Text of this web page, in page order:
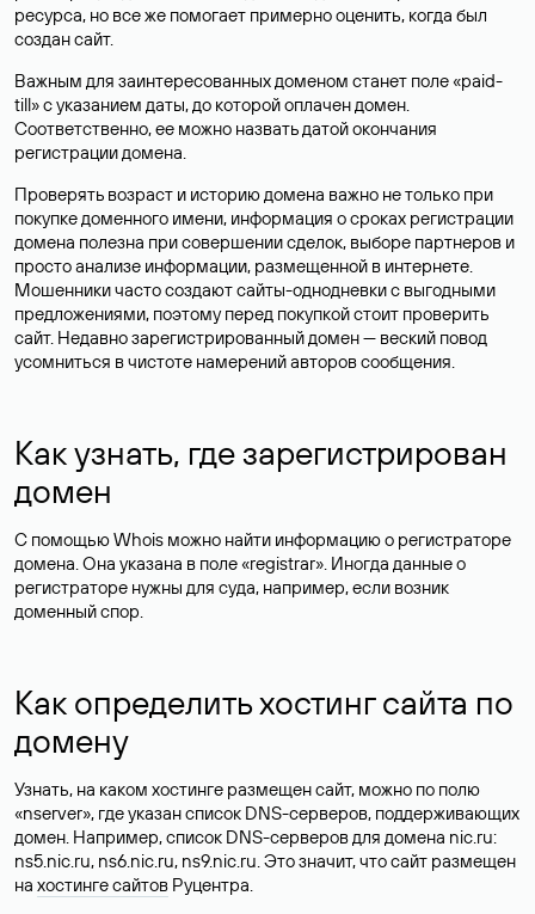
ресурса, но все же помогает примерно оценить, когда был
создан сайт.
Важным для заинтересованных доменом станет поле «paid-
till» с указанием даты, до которой оплачен домен.
Соответственно, ее можно назвать датой окончания
регистрации домена.
Проверять возраст и историю домена важно не только при
покупке доменного имени, информация о сроках регистрации
домена полезна при совершении сделок, выборе партнеров и
просто анализе информации, размещенной в интернете.
Мошенники часто создают сайты-однодневки с выгодными
предложениями, поэтому перед покупкой стоит проверить
сайт. Недавно зарегистрированный домен — веский повод
усомниться в чистоте намерений авторов сообщения.
Как узнать, где зарегистрирован
домен
С помощью Whois можно найти информацию о регистраторе
домена. Она указана в поле «registrar». Иногда данные о
регистраторе нужны для суда, например, если возник
доменный спор.
Как определить хостинг сайта по
домену
Узнать, на каком хостинге размещен сайт, можно по полю
«nserver», где указан список DNS-серверов, поддерживающих
домен. Например, список DNS-серверов для домена nic.ru:
ns5.nic.ru, ns6.nic.ru, ns9.nic.ru. Это значит, что сайт размещен
на хостинге сайтов Руцентра.